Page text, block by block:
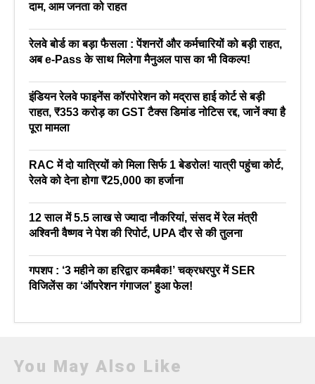
दाम, आम जनता को राहत
रेलवे बोर्ड का बड़ा फैसला : पेंशनरों और कर्मचारियों को बड़ी राहत,
अब e-Pass के साथ मिलेगा मैनुअल पास का भी विकल्प!
इंडियन रेलवे फाइनेंस कॉरपोरेशन को मद्रास हाई कोर्ट से बड़ी
राहत, ₹353 करोड़ का GST टैक्स डिमांड नोटिस रद्द, जानें क्या है
पूरा मामला
RAC में दो यात्रियों को मिला सिर्फ 1 बेडरोल! यात्री पहुंचा कोर्ट,
रेलवे को देना होगा ₹25,000 का हर्जाना
12 साल में 5.5 लाख से ज्यादा नौकरियां, संसद में रेल मंत्री
अश्विनी वैष्णव ने पेश की रिपोर्ट, UPA दौर से की तुलना
गपशप : ‘3 महीने का हरिद्वार कमबैक!’ चक्रधरपुर में SER
विजिलेंस का ‘ऑपरेशन गंगाजल’ हुआ फेल!
You May Also Like